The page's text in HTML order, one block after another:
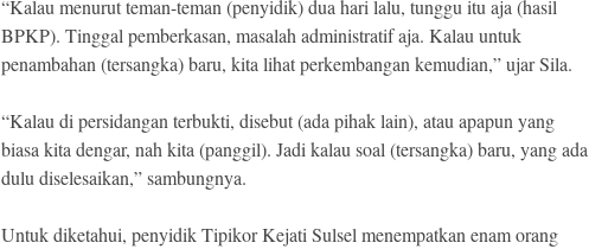
“Kalau menurut teman-teman (penyidik) dua hari lalu, tunggu itu aja (hasil
BPKP). Tinggal pemberkasan, masalah administratif aja. Kalau untuk
penambahan (tersangka) baru, kita lihat perkembangan kemudian,” ujar Sila.
“Kalau di persidangan terbukti, disebut (ada pihak lain), atau apapun yang
biasa kita dengar, nah kita (panggil). Jadi kalau soal (tersangka) baru, yang ada
dulu diselesaikan,” sambungnya.
Untuk diketahui, penyidik Tipikor Kejati Sulsel menempatkan enam orang